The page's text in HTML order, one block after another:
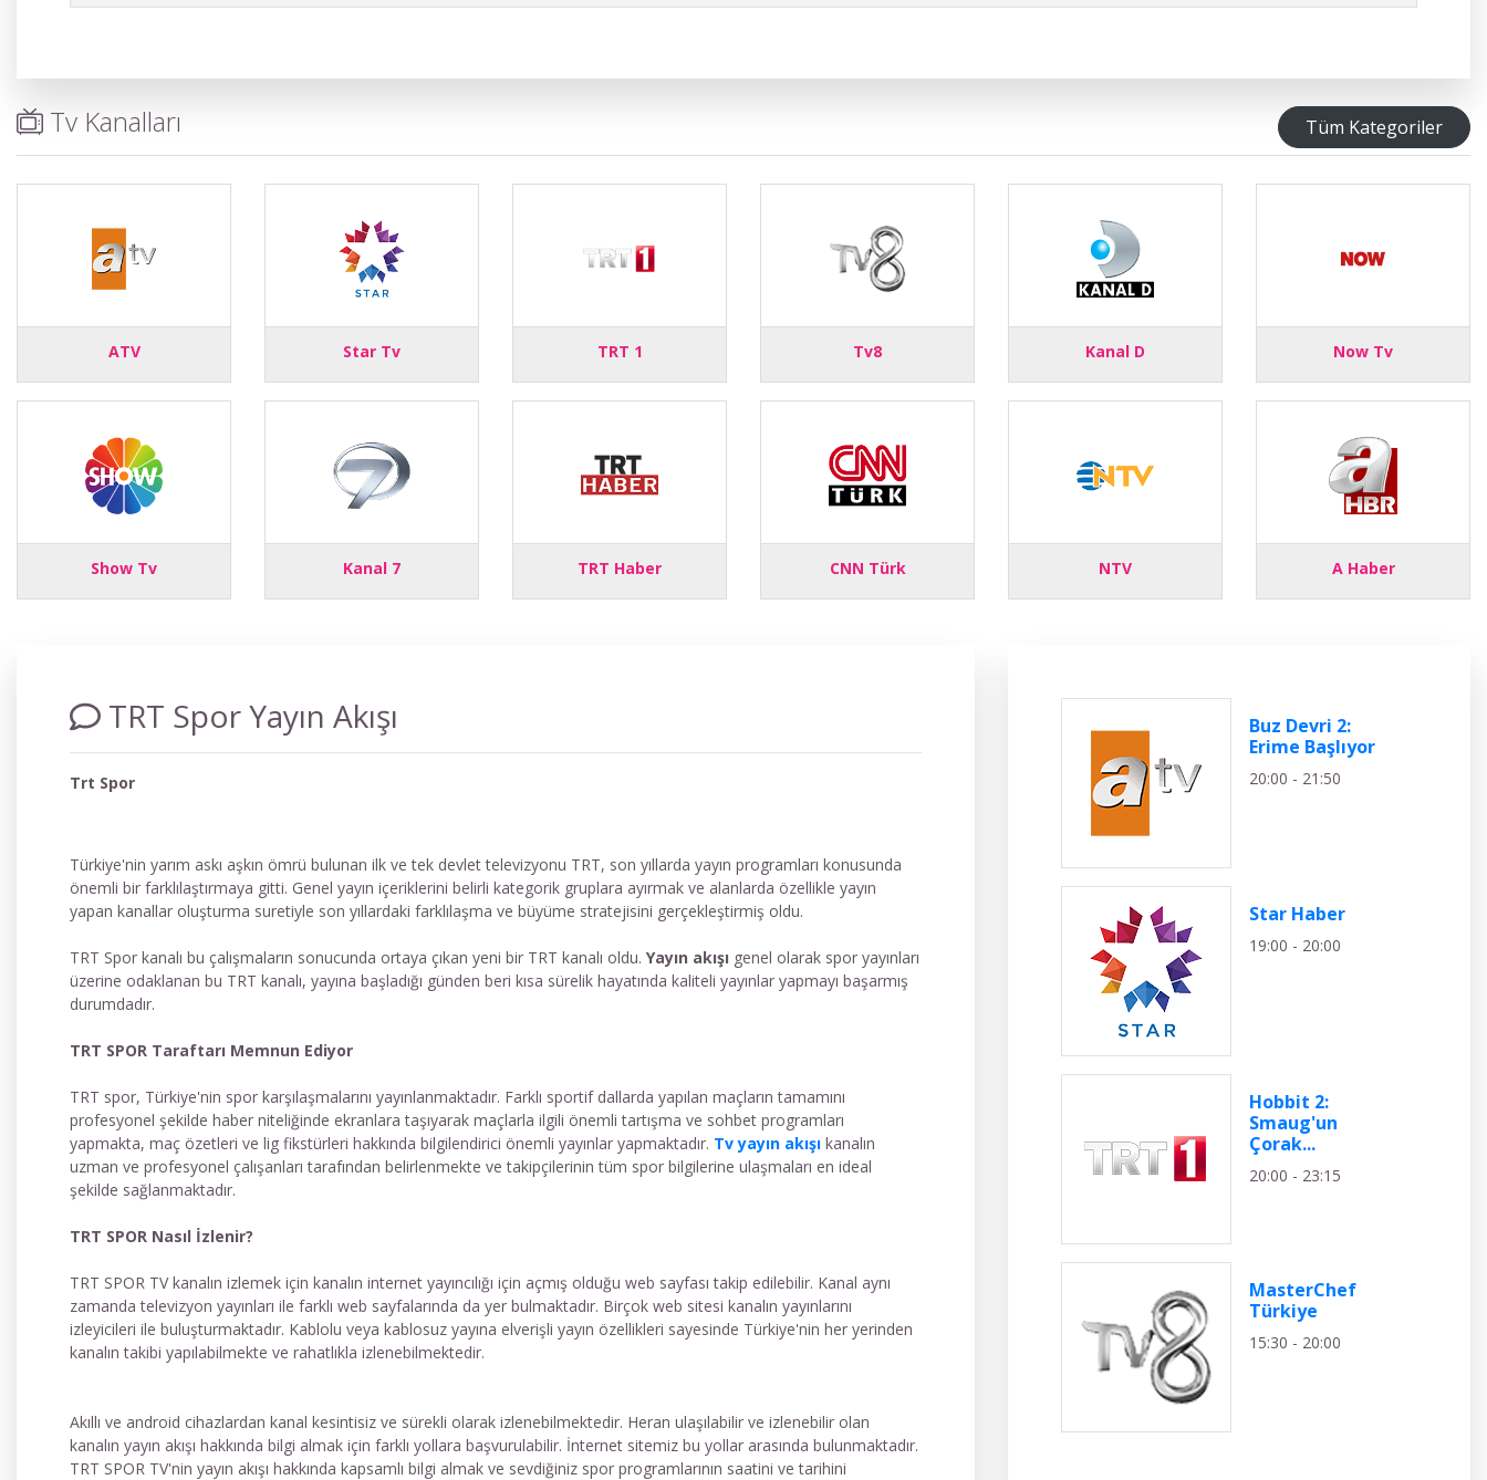
Tüm Kategoriler
Tv Kanalları
ATV Star Tv TRT 1 Tv8 Kanal D Now Tv
Show Tv Kanal 7 TRT Haber CNN Türk NTV A Haber
TRT Spor Yayın Akışı
Trt Spor
Türkiye'nin yarım askı aşkın ömrü bulunan ilk ve tek devlet televizyonu TRT, son yıllarda yayın programları konusunda
önemli bir farklılaştırmaya gitti. Genel yayın içeriklerini belirli kategorik gruplara ayırmak ve alanlarda özellikle yayın
yapan kanallar oluşturma suretiyle son yıllardaki farklılaşma ve büyüme stratejisini gerçekleştirmiş oldu.
TRT Spor kanalı bu çalışmaların sonucunda ortaya çıkan yeni bir TRT kanalı oldu. Yayın akışı genel olarak spor yayınları
üzerine odaklanan bu TRT kanalı, yayına başladığı günden beri kısa sürelik hayatında kaliteli yayınlar yapmayı başarmış
durumdadır.
TRT SPOR Taraftarı Memnun Ediyor
TRT spor, Türkiye'nin spor karşılaşmalarını yayınlanmaktadır. Farklı sportif dallarda yapılan maçların tamamını
profesyonel şekilde haber niteliğinde ekranlara taşıyarak maçlarla ilgili önemli tartışma ve sohbet programları
yapmakta, maç özetleri ve lig fikstürleri hakkında bilgilendirici önemli yayınlar yapmaktadır. Tv yayın akışı kanalın
uzman ve profesyonel çalışanları tarafından belirlenmekte ve takipçilerinin tüm spor bilgilerine ulaşmaları en ideal
şekilde sağlanmaktadır.
TRT SPOR Nasıl İzlenir?
TRT SPOR TV kanalın izlemek için kanalın internet yayıncılığı için açmış olduğu web sayfası takip edilebilir. Kanal aynı
zamanda televizyon yayınları ile farklı web sayfalarında da yer bulmaktadır. Birçok web sitesi kanalın yayınlarını
izleyicileri ile buluşturmaktadır. Kablolu veya kablosuz yayına elverişli yayın özellikleri sayesinde Türkiye'nin her yerinden
kanalın takibi yapılabilmekte ve rahatlıkla izlenebilmektedir.
Akıllı ve android cihazlardan kanal kesintisiz ve sürekli olarak izlenebilmektedir. Heran ulaşılabilir ve izlenebilir olan
kanalın yayın akışı hakkında bilgi almak için farklı yollara başvurulabilir. İnternet sitemiz bu yollar arasında bulunmaktadır.
TRT SPOR TV'nin yayın akışı hakkında kapsamlı bilgi almak ve sevdiğiniz spor programlarının saatini ve tarihini
Buz Devri 2:
Erime Başlıyor
20:00 - 21:50
Star Haber
19:00 - 20:00
Hobbit 2:
Smaug'un
Çorak...
20:00 - 23:15
MasterChef
Türkiye
15:30 - 20:00